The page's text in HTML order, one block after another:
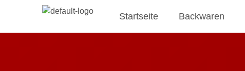
Startseite Backwaren